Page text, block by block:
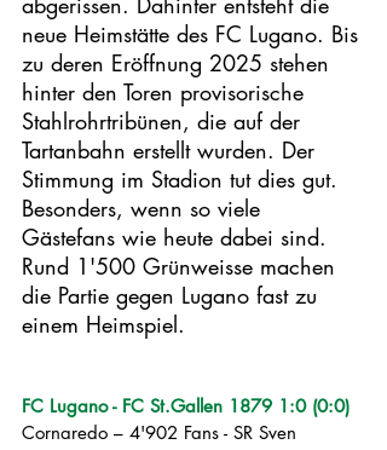
neue Heimstätte des FC Lugano. Bis
zu deren Eröffnung 2025 stehen
hinter den Toren provisorische
Stahlrohrtribünen, die auf der
Tartanbahn erstellt wurden. Der
Stimmung im Stadion tut dies gut.
Besonders, wenn so viele
Gästefans wie heute dabei sind.
Rund 1'500 Grünweisse machen
die Partie gegen Lugano fast zu
einem Heimspiel.
FC Lugano - FC St.Gallen 1879 1:0 (0:0)
Cornaredo – 4'902 Fans - SR Sven